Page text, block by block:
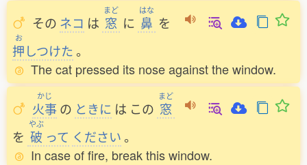
その ネコ は
まど
窓 に
はな
鼻 を
お
押しつけた。
The cat pressed its nose against the window.
かじ
火事の ときに は この
まど
窓
を
やぶ
破 って ください。
In case of fire, break this window.